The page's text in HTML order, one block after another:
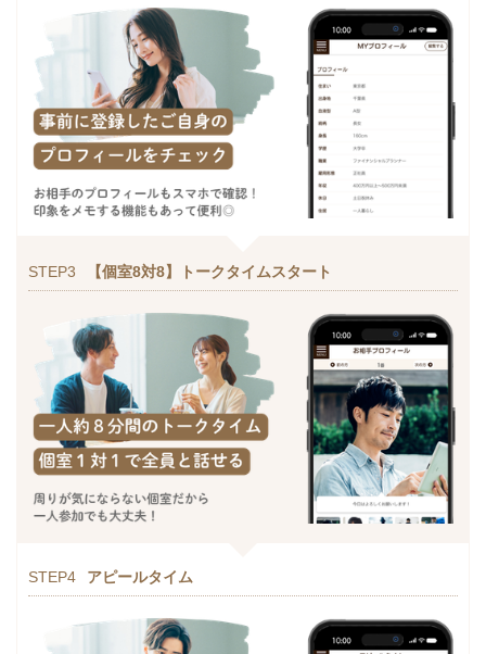
STEP3 【個室8対8】トークタイムスタート
STEP4 アピールタイム